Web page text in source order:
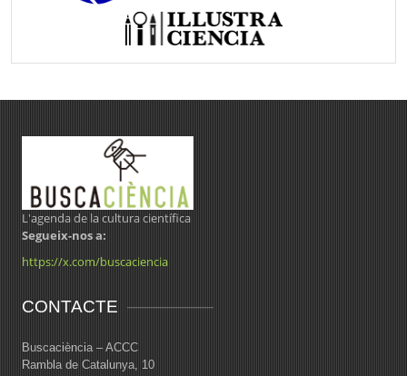
L'agenda de la cultura científica
Segueix-nos a:
https://x.com/buscaciencia
CONTACTE
Buscaciència – ACCC
Rambla de Catalunya, 10